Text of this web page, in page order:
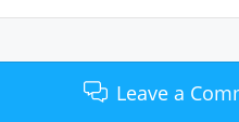
Leave a